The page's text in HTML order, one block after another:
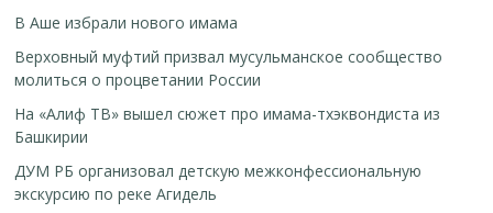
В Аше избрали нового имама
Верховный муфтий призвал мусульманское сообщество
молиться о процветании России
На «Алиф ТВ» вышел сюжет про имама-тхэквондиста из
Башкирии
ДУМ РБ организовал детскую межконфессиональную
экскурсию по реке Агидель